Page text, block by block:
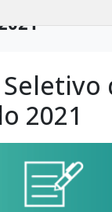
Acesso
2021